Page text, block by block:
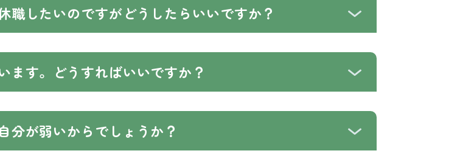
職したいのですがどうしたらいいですか？
ます。どうすればいいですか？
分が弱いからでしょうか？